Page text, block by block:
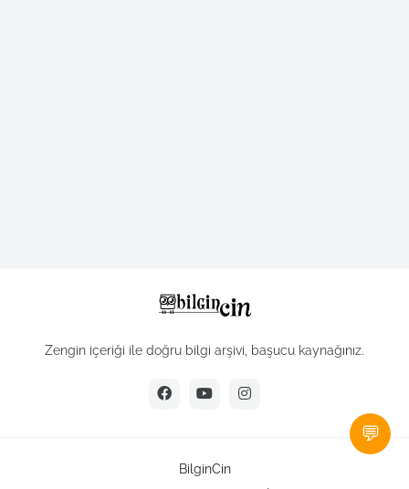
Zengin içeriği ile doğru bilgi arşivi, başucu kaynağınız.
BilginCin
💬